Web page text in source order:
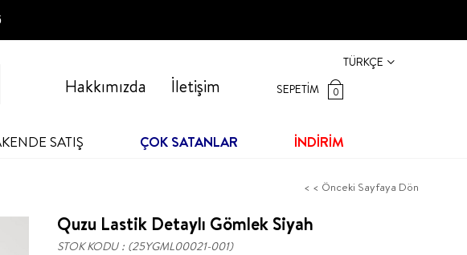
TÜRKÇE
SEPETIM
0
İletişim
Hakkımızda
SATIŞ ÇOK SATANLAR İNDİRİM
< < Önceki Sayfaya Dön
Quzu Lastik Detaylı Gömlek Siyah
STOK KODU (25YGML00021-001)